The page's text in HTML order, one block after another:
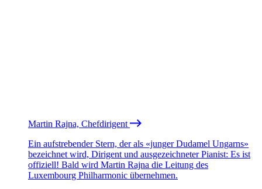
Martin Rajna, Chefdirigent
Ein aufstrebender Stern, der als «junger Dudamel Ungarns»
bezeichnet wird, Dirigent und ausgezeichneter Pianist: Es ist
offiziell! Bald wird Martin Rajna die Leitung des
Luxembourg Philharmonic übernehmen.